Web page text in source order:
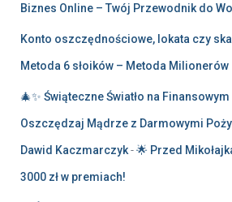
Biznes Online – Twój Przewodnik do
Konto oszczędnościowe, lokata czy
Metoda 6 słoików – Metoda Milionerów
🎄✨ Świąteczne Światło na
Oszczędzaj Mądrze z Darmowymi
Dawid Kaczmarczyk-🌟 Przed
3000 zł w premiach!